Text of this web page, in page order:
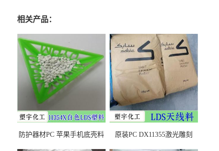
相关产品：
防护器材PC 苹果手机底壳料
原装PC DX11355激光雕刻